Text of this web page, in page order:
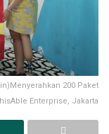
200 Paket
Enterprise, Jakarta